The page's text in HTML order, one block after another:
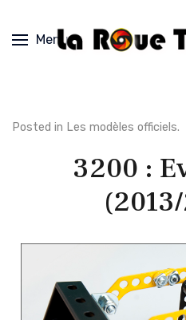
Menu
Posted in Les modèles officiels.
3200 :